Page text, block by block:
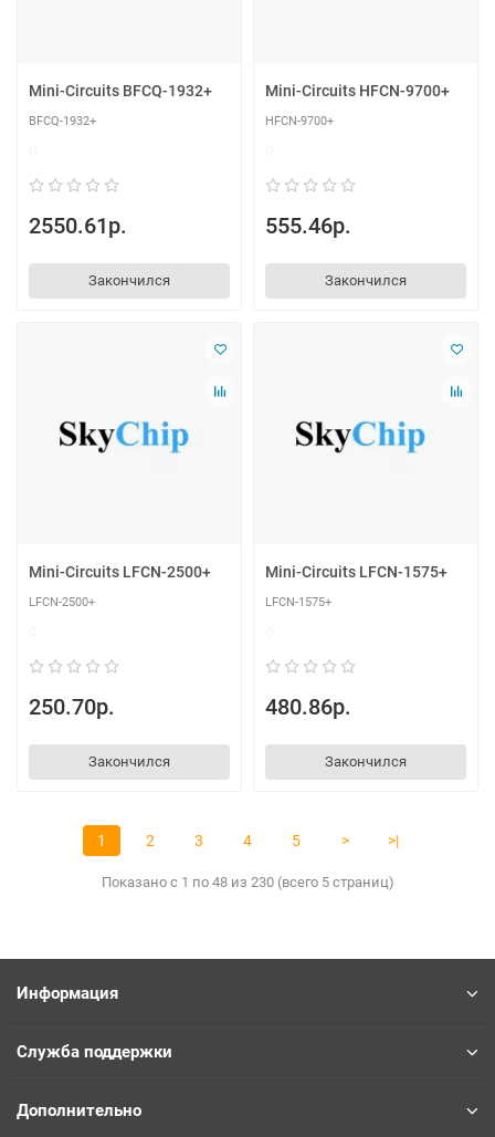
Mini-Circuits BFCQ-1932+
BFCQ-1932+
2550.61р.
Закончился
Mini-Circuits HFCN-9700+
HFCN-9700+
555.46р.
Закончился
Mini-Circuits LFCN-2500+
LFCN-2500+
250.70р.
Закончился
Mini-Circuits LFCN-1575+
LFCN-1575+
480.86р.
Закончился
1 2 3 4 5 > >|
Показано с 1 по 48 из 230 (всего 5 страниц)
Информация
Служба поддержки
Дополнительно